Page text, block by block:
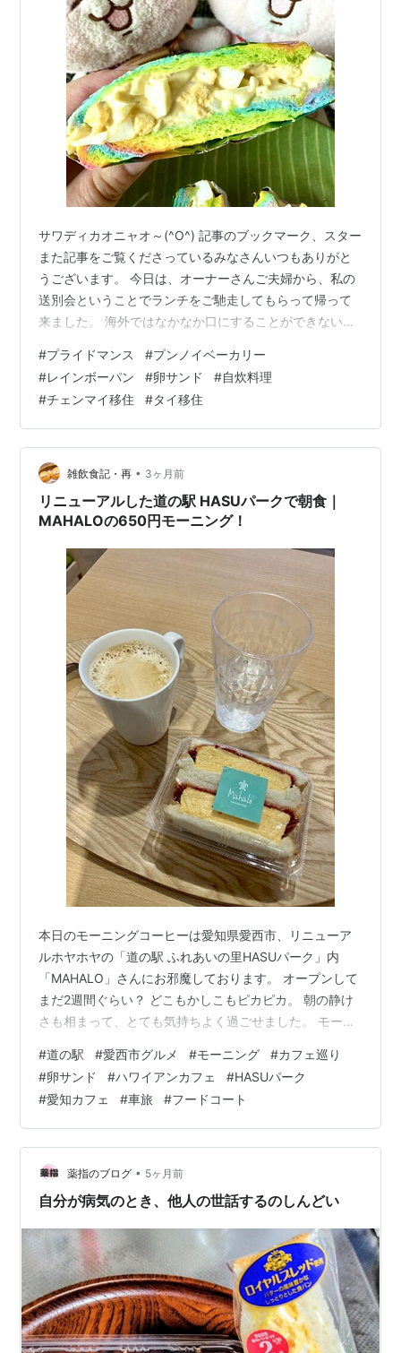
サワディカオニャオ～(^O^) 記事のブックマーク、スター
また記事をご覧くださっているみなさんいつもありがと
うございます。 今日は、オーナーさんご夫婦から、私の
送別会ということでランチをご馳走してもらって帰って
来ました。 海外ではなかなか口にすることができない、
なひとときでした(∩´∀｀)∩ この話は、明日以降の記事で
アップしますね(^_-)-☆ さて、プライドマンスでプンノイ
ベーカリーが出ているレインボーパンについて以前記事
にしました。 www.happykanapy.com このパンを使
い、定番のアレを作ってみました。 卵サラダをたっぷり
用…
#プライドマンス #プンノイベーカリー
#レインボーパン #卵サンド #自炊料理
#チェンマイ移住 #タイ移住
雑飲食記・再 • 3ヶ月前
リニューアルした道の駅 HASUパークで朝食｜
MAHALOの650円モーニング！
本日のモーニングコーヒーは愛知県愛西市、リニューア
ルホヤホヤの「道の駅 ふれあいの里HASUパーク」内
「MAHALO」さんにお邪魔しております。 オープンして
まだ2週間ぐらい？ どこもかしこもピカピカ。 朝の静け
さも相まって、とても気持ちよく過ごせました。 モーニ
モーニングセット650円 開店から11:00までのモーニング
は650円。 選べるモーニングは飲み物とホットドッグ、
または厚焼きたまごサンドから選べます。 今回はサンド
イッチをチョイス。 食パンは耳つきですが、ふんわり柔
らかくてしっとり。 分厚い卵焼きがどん、と挟まってま
す。 味…
#道の駅 #愛西市グルメ #モーニング #カフェ巡り
#卵サンド #ハワイアンカフェ #HASUパーク
#愛知カフェ #車旅 #フードコート
薬指のブログ • 5ヶ月前
自分が病気のとき、他人の世話するのしんどい